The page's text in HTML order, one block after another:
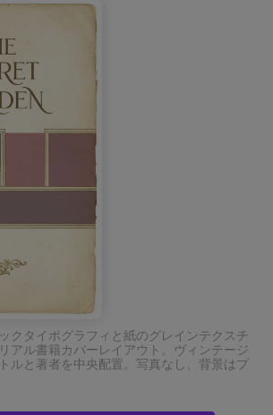
クタイポグラフィと紙のグレインテクスチ
アル書籍カバーレイアウト。ヴィンテージ
ルと著者を中央配置。写真なし、背景はプ